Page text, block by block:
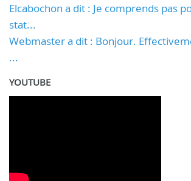
Elcabochon a dit : Je comprends pas
stat...
Webmaster a dit : Bonjour.
...
YOUTUBE